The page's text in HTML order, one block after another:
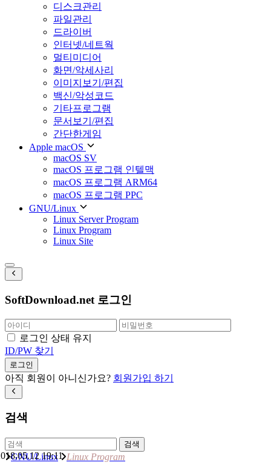
디스크관리
파일관리
드라이버
인터넷/네트웍
멀티미디어
화면/악세사리
이미지보기/편집
백신/악성코드
기타프로그램
문서보기/편집
간단한게임
Apple macOS
macOS SV
macOS 프로그램 인텔맥
macOS 프로그램 ARM64
macOS 프로그램 PPC
GNU/Linux
Linux Server Program
Linux Program
Linux Site
SoftDownload.net 로그인
로그인 상태 유지
ID/PW 찾기
로그인
아직 회원이 아니신가요? 회원가입 하기
검색
검색
GNU/Linux Linux Program
19:11